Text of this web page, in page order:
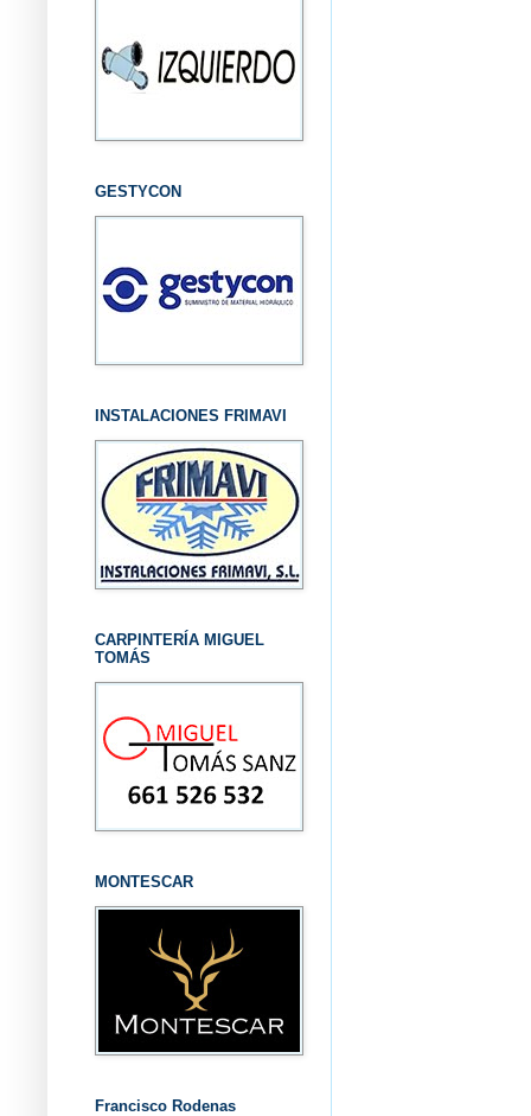
GESTYCON
INSTALACIONES FRIMAVI
CARPINTERÍA MIGUEL
TOMÁS
MONTESCAR
Francisco Rodenas